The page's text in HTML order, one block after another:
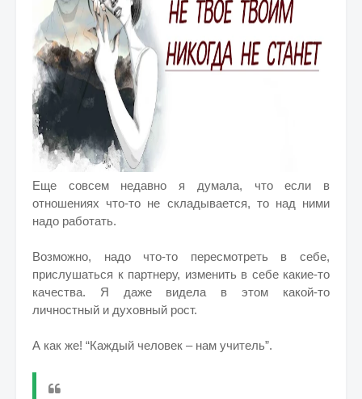
Еще совсем недавно я думала, что если в
отношениях что-то не складывается, то над ними
надо работать.
Возможно, надо что-то пересмотреть в себе,
прислушаться к партнеру, изменить в себе какие-то
качества. Я даже видела в этом какой-то
личностный и духовный рост.
А как же! “Каждый человек – нам учитель”.